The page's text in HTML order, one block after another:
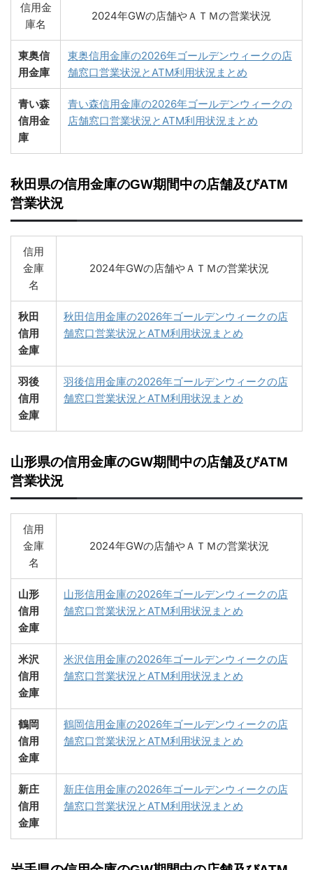
信用金
庫名
2024年GWの店舗やＡＴＭの営業状況
東奥信
用金庫
東奥信用金庫の2026年ゴールデンウィークの店
舗窓口営業状況とATM利用状況まとめ
青い森
信用金
庫
青い森信用金庫の2026年ゴールデンウィークの
店舗窓口営業状況とATM利用状況まとめ
秋田県の信用金庫のGW期間中の店舗及びATM
営業状況
信用
金庫
名
2024年GWの店舗やＡＴＭの営業状況
秋田
信用
金庫
秋田信用金庫の2026年ゴールデンウィークの店
舗窓口営業状況とATM利用状況まとめ
羽後
信用
金庫
羽後信用金庫の2026年ゴールデンウィークの店
舗窓口営業状況とATM利用状況まとめ
山形県の信用金庫のGW期間中の店舗及びATM
営業状況
信用
金庫
名
2024年GWの店舗やＡＴＭの営業状況
山形
信用
金庫
山形信用金庫の2026年ゴールデンウィークの店
舗窓口営業状況とATM利用状況まとめ
米沢
信用
金庫
米沢信用金庫の2026年ゴールデンウィークの店
舗窓口営業状況とATM利用状況まとめ
鶴岡
信用
金庫
鶴岡信用金庫の2026年ゴールデンウィークの店
舗窓口営業状況とATM利用状況まとめ
新庄
信用
金庫
新庄信用金庫の2026年ゴールデンウィークの店
舗窓口営業状況とATM利用状況まとめ